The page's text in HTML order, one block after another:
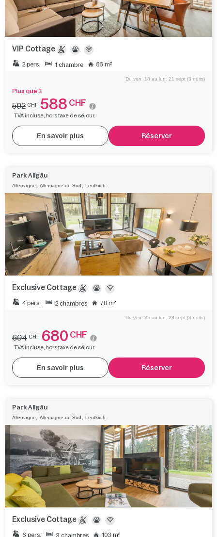
VIP Cottage
2 pers. 1 chambre 56 m²
Plus que 3
Du ven. 18 au lun. 21 sept (3 nuits)
592 CHF 588 CHF
TVA incluse, hors taxe de séjour.
En savoir plus Réserver
Park Allgäu
Allemagne, Allemagne du Sud, Leutkirch
Exclusive Cottage
4 pers. 2 chambres 78 m²
Du ven. 25 au lun. 28 sept (3 nuits)
694 CHF 680 CHF
TVA incluse, hors taxe de séjour.
En savoir plus Réserver
Park Allgäu
Allemagne, Allemagne du Sud, Leutkirch
Exclusive Cottage
6 pers. 103 m²